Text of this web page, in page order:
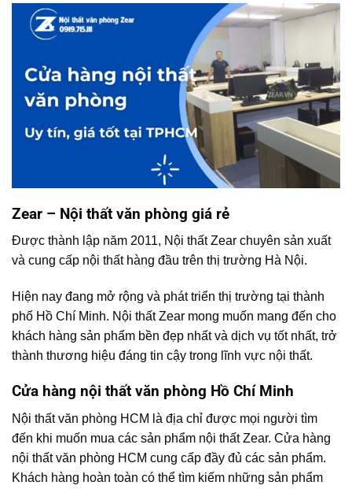
Zear – Nội thất văn phòng giá rẻ
Được thành lập năm 2011, Nội thất Zear chuyên sản xuất
và cung cấp nội thất hàng đầu trên thị trường Hà Nội.
Hiện nay đang mở rộng và phát triển thị trường tại thành
phố Hồ Chí Minh. Nội thất Zear mong muốn mang đến cho
khách hàng sản phẩm bền đẹp nhất và dịch vụ tốt nhất, trở
thành thương hiệu đáng tin cậy trong lĩnh vực nội thất.
Cửa hàng nội thất văn phòng Hồ Chí Minh
Nội thất văn phòng HCM là địa chỉ được mọi người tìm
đến khi muốn mua các sản phẩm nội thất Zear. Cửa hàng
nội thất văn phòng HCM cung cấp đầy đủ các sản phẩm.
Khách hàng hoàn toàn có thể tìm kiếm những sản phẩm